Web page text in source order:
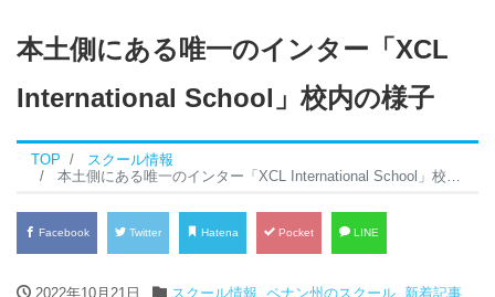
本土側にある唯一のインター「XCL
International School」校内の様子
TOP
スクール情報
本土側にある唯一のインター「XCL International School」校内の様子
Facebook Twitter Hatena Pocket LINE
2022年10月21日 スクール情報, ペナン州のスクール, 新着記事